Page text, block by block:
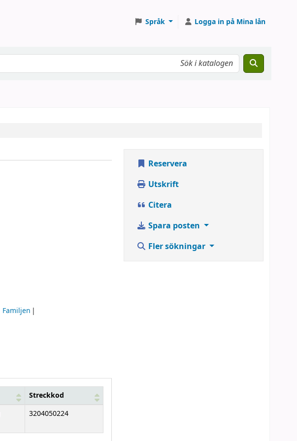
Språk Logga in på Mina lån
Familjen
Streckkod
3204050224
Reservera
Utskrift
Citera
Spara posten
Fler sökningar